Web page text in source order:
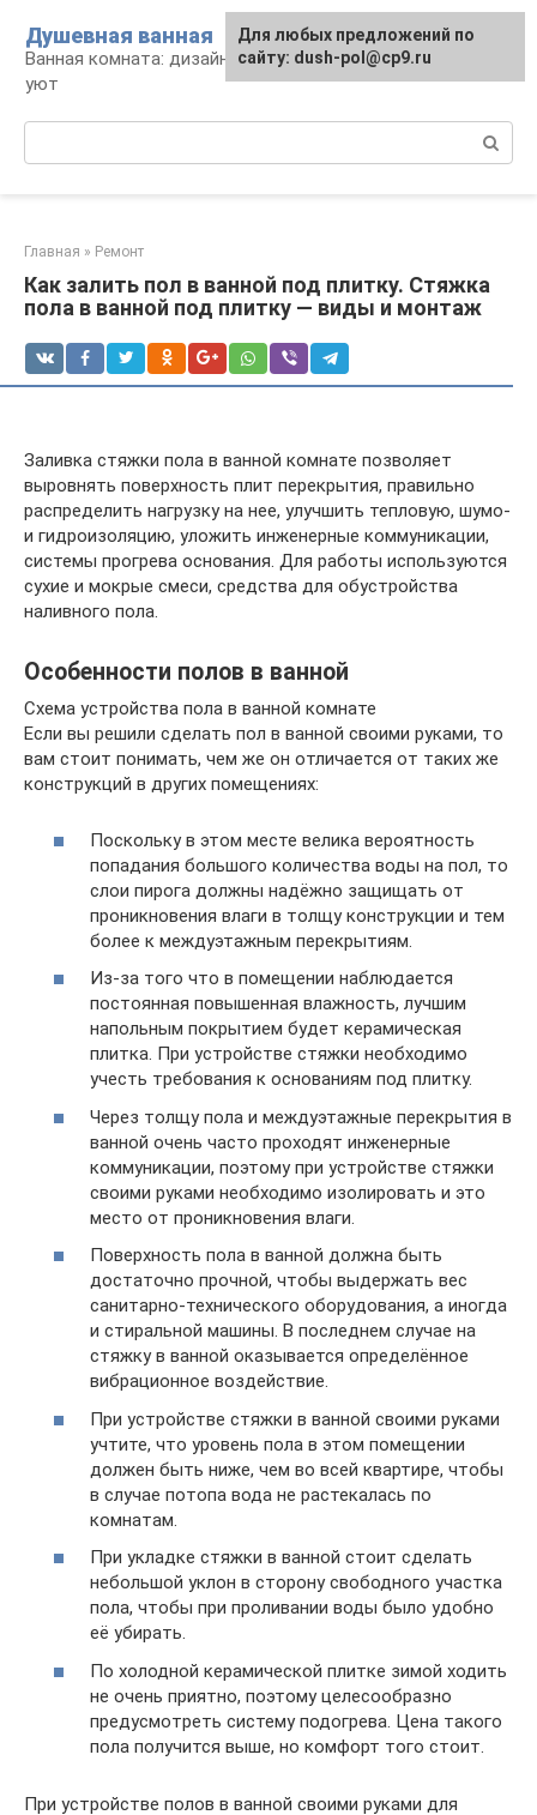
контенту
Душевная ванная
Ванная комната: дизайн, саноборудование,
уют
Главная » Ремонт
Как залить пол в ванной под плитку. Стяжка
пола в ванной под плитку — виды и монтаж
Заливка стяжки пола в ванной комнате позволяет
выровнять поверхность плит перекрытия, правильно
распределить нагрузку на нее, улучшить тепловую, шумо-
и гидроизоляцию, уложить инженерные коммуникации,
системы прогрева основания. Для работы используются
сухие и мокрые смеси, средства для обустройства
наливного пола.
Особенности полов в ванной
Схема устройства пола в ванной комнате
Если вы решили сделать пол в ванной своими руками, то
вам стоит понимать, чем же он отличается от таких же
конструкций в других помещениях:
Поскольку в этом месте велика вероятность
попадания большого количества воды на пол, то
слои пирога должны надёжно защищать от
проникновения влаги в толщу конструкции и тем
более к междуэтажным перекрытиям.
Из-за того что в помещении наблюдается
постоянная повышенная влажность, лучшим
напольным покрытием будет керамическая
плитка. При устройстве стяжки необходимо
учесть требования к основаниям под плитку.
Через толщу пола и междуэтажные перекрытия в
ванной очень часто проходят инженерные
коммуникации, поэтому при устройстве стяжки
своими руками необходимо изолировать и это
место от проникновения влаги.
Поверхность пола в ванной должна быть
достаточно прочной, чтобы выдержать вес
санитарно-технического оборудования, а иногда
и стиральной машины. В последнем случае на
стяжку в ванной оказывается определённое
вибрационное воздействие.
При устройстве стяжки в ванной своими руками
учтите, что уровень пола в этом помещении
должен быть ниже, чем во всей квартире, чтобы
в случае потопа вода не растекалась по
комнатам.
При укладке стяжки в ванной стоит сделать
небольшой уклон в сторону свободного участка
пола, чтобы при проливании воды было удобно
её убирать.
По холодной керамической плитке зимой ходить
не очень приятно, поэтому целесообразно
предусмотреть систему подогрева. Цена такого
пола получится выше, но комфорт того стоит.
При устройстве полов в ванной своими руками для
Для любых предложений по
сайту: dush-pol@cp9.ru